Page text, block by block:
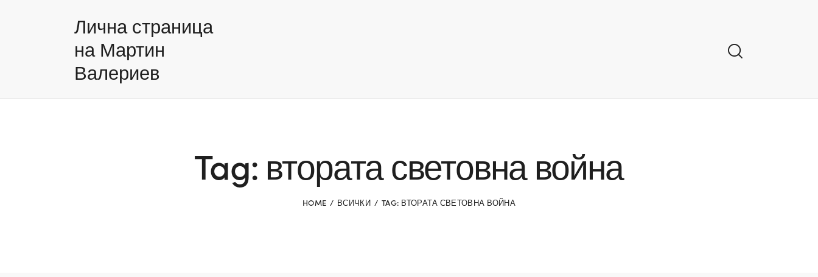
Лична страница
на Мартин
Валериев
Tag: втората световна война
HOME ВСИЧКИ TAG: ВТОРАТА СВЕТОВНА ВОЙНА